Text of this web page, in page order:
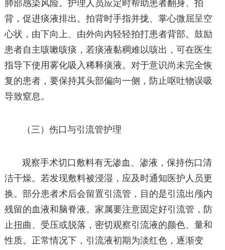
肺部感染风险。护理人员应定时帮助患者翻身、拍
背，促进痰液排出。拍背时手指并拢、掌心微屈呈空
心状，由下向上、由外向内轻轻拍打患者背部。鼓励
患者自主咳嗽咳痰，若痰液黏稠难以咳出，可在医生
指导下使用雾化吸入稀释痰液。对于意识尚未完全恢
复的患者，要保持其头部偏向一侧，防止呕吐物误吸
导致窒息。
（三）伤口与引流管护理
观察手术切口敷料有无渗血、渗液，保持伤口清
洁干燥。若发现敷料被浸湿，应及时通知医护人员更
换。部分患者术后会留置引流管，目的是引流出颅内
残留的血液和脑脊液。家属要注意固定好引流管，防
止扭曲、受压或脱落，密切观察引流液的颜色、量和
性质。正常情况下，引流液初期为淡红色，逐渐变